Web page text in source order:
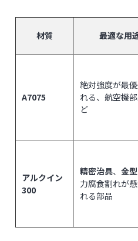
材質 最適な用
A7075
絶対強度が最
れる、航空機
ど
アルクイン
300
精密治具、 金型
力腐食割れが
れる部品